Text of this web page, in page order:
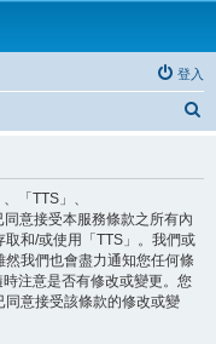
登入
「TTS」、
同意接受本服務條款之所有內
和/或使用「TTS」。我們或
我們也會盡力通知您任何條
注意是否有修改或變更。您
意接受該條款的修改或變